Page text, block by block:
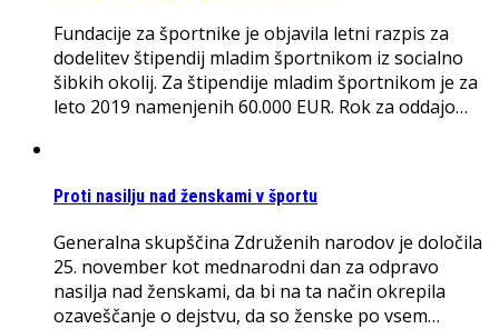
Fundacije za športnike je objavila letni razpis za
dodelitev štipendij mladim športnikom iz socialno
šibkih okolij. Za štipendije mladim športnikom je za
leto 2019 namenjenih 60.000 EUR. Rok za oddajo…
Proti nasilju nad ženskami v športu
Generalna skupščina Združenih narodov je določila
25. november kot mednarodni dan za odpravo
nasilja nad ženskami, da bi na ta način okrepila
ozaveščanje o dejstvu, da so ženske po vsem…